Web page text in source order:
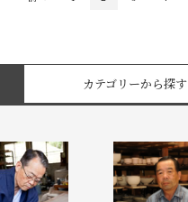
カテゴリーから探す